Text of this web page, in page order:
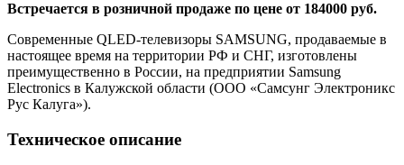
Встречается в розничной продаже по цене от 184000 руб.
Современные QLED-телевизоры SAMSUNG, продаваемые в
настоящее время на территории РФ и СНГ, изготовлены
преимущественно в России, на предприятии Samsung
Electronics в Калужской области (ООО «Самсунг Электроникс
Рус Калуга»).
Техническое описание